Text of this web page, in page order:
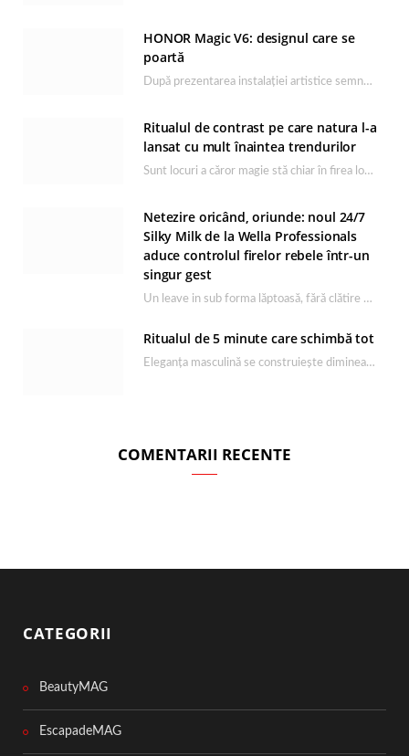
HONOR Magic V6: designul care se
poartă
După prezentarea instalației artistice semnată de Catrinel Săbăciag în cadrul evenimentului de lansare HONOR Magic…
Ritualul de contrast pe care natura l-a
lansat cu mult înaintea trendurilor
Sunt locuri a căror magie stă chiar în firea lor naturală, iar Lacul Ursu din…
Netezire oricând, oriunde: noul 24/7
Silky Milk de la Wella Professionals
aduce controlul firelor rebele într-un
singur gest
Un leave in sub forma lăptoasă, fără clătire care completează rutina Ultimate Smooth și transformă…
Ritualul de 5 minute care schimbă tot
Eleganța masculină se construiește dimineața, în câteva minute și cu produsele potrivite. O rutină de…
COMENTARII RECENTE
CATEGORII
BeautyMAG
EscapadeMAG